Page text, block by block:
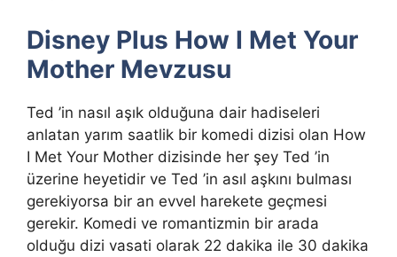
Disney Plus How I Met Your
Mother Mevzusu
Ted ’in nasıl aşık olduğuna dair hadiseleri
anlatan yarım saatlik bir komedi dizisi olan How
I Met Your Mother dizisinde her şey Ted ’in
üzerine heyetidir ve Ted ’in asıl aşkını bulması
gerekiyorsa bir an evvel harekete geçmesi
gerekir. Komedi ve romantizmin bir arada
olduğu dizi vasati olarak 22 dakika ile 30 dakika